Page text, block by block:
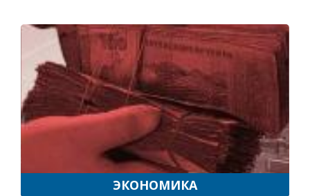
ЭКОНОМИКА